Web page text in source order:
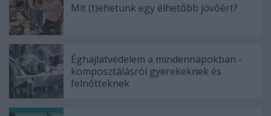
Mit (t)ehetünk egy élhetőbb jövőért?
Éghajlatvédelem a mindennapokban -
komposztálásról gyerekeknek és
felnőtteknek